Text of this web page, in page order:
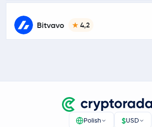
Bitvavo 4,2
Polish $USD